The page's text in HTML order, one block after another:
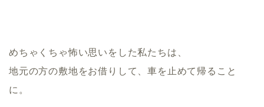
めちゃくちゃ怖い思いをした私たちは、
地元の方の敷地をお借りして、車を止めて帰ること
に。